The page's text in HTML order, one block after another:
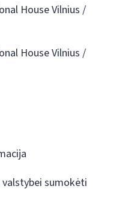
House Vilnius /
House Vilnius /
valstybei sumokėti